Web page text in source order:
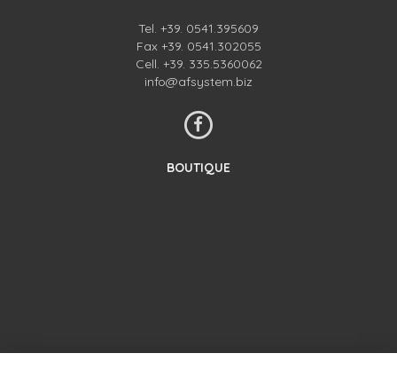
Tel. +39. 0541.395609
Fax +39. 0541.302055
Cell. +39. 335.5360062
info@afsystem.biz
BOUTIQUE
CONTACTEZ-NOUS